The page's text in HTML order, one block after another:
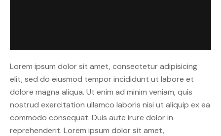
Lorem ipsum dolor sit amet, consectetur adipisicing
elit, sed do eiusmod tempor incididunt ut labore et
dolore magna aliqua. Ut enim ad minim veniam, quis
nostrud exercitation ullamco laboris nisi ut aliquip ex ea
commodo consequat. Duis aute irure dolor in
reprehenderit. Lorem ipsum dolor sit amet,